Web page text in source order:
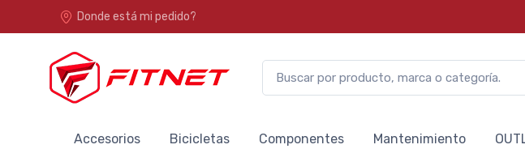
Donde está mi pedido?
Accesorios Bicicletas Componentes Mantenimiento